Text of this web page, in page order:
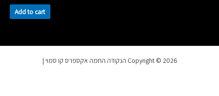
Add to cart
Copyright © 2026 הנקודה החמה אקספרס קו סמוי |